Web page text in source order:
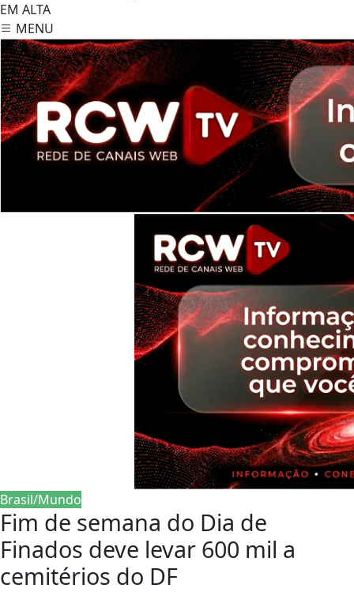
EM ALTA
MENU
Brasil/Mundo
Fim de semana do Dia de
Finados deve levar 600 mil a
cemitérios do DF